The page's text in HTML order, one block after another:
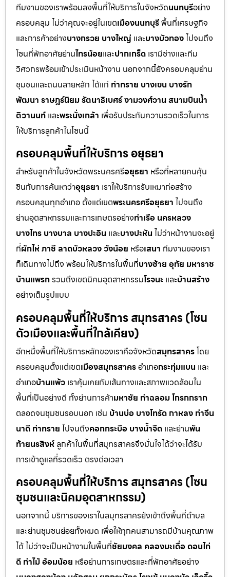
ทีมงานของเราพร้อมลงพื้นที่ให้บริการในจังหวัดนนทบุรีอย่าง
ครอบคลุม ไม่ว่าคุณจะอยู่ในเขตเมืองนนทบุรีพื้นที่เศรษฐกิจ
และการค้าอย่างบางกรวย บางใหญ่ และบางบัวทองไปจนถึง
โซนที่พักอาศัยย่านไทรน้อยและปากเกร็ด เรามีช่างและทีม
วิศวกรพร้อมเข้าประเมินหน้างาน นอกจากนี้ยังครอบคลุมย่าน
ชุมชนและถนนสายหลัก ได้แก่ ท่าทราย บางเขน บางรัก
พัฒนา ราษฎร์นิยม รัตนาธิเบศร์ งามวงศ์วาน สนามบินน้ำ
ติวานนท์ และพระนั่งเกล้า เพื่อรับประกันความรวดเร็วในการ
ให้บริการลูกค้าในโซนนี้
ครอบคลุมพื้นที่ให้บริการ อยุธยา
สำหรับลูกค้าในจังหวัดพระนครศรีอยุธยา หรือที่หลายคนคุ้น
ชินกับการค้นหาว่าอุยุธยา เราให้บริการรับเหมาก่อสร้าง
ครอบคลุมทุกอำเภอ ตั้งแต่เขตพระนครศรีอยุธยา ไปจนถึง
ย่านอุตสาหกรรมและการเกษตรอย่างท่าเรือ นครหลวง
บางไทร บางบาล บางปะอิน และบางปะหัน ไม่ว่าหน้างานจะอยู่
ที่ผักไห่ ภาชี ลาดบัวหลวง วังน้อย หรือเสนา ทีมงานของเรา
ก็เดินทางไปถึง พร้อมให้บริการในพื้นที่บางซ้าย อุทัย มหาราช
บ้านแพรกรวมถึงเขตนิคมอุตสาหกรรมโรจนะ และบ้านสร้าง
อย่างเต็มรูปแบบ
ครอบคลุมพื้นที่ให้บริการ สมุทรสาคร (โซน
ตัวเมืองและพื้นที่ใกล้เคียง)
อีกหนึ่งพื้นที่ให้บริการหลักของเราคือจังหวัดสมุทรสาครโดย
ครอบคลุมตั้งแต่เขตเมืองสมุทรสาครอำเภอกระทุ่มแบน และ
อำเภอบ้านแพ้ว เราคุ้นเคยกับเส้นทางและสภาพแวดล้อมใน
พื้นที่เป็นอย่างดี ทั้งย่านการค้ามหาชัย ท่าฉลอม โกรกกราก
ตลอดจนชุมชนรอบนอก เช่น บ้านบ่อ บางโทรัด กาหลง ท่าจีน
นาดี ท่าทราย ไปจนถึงคอกกระบือ บางน้ำจืด และย่านพัน
ท้ายนรสิงห์ ลูกค้าในพื้นที่สมุทรสาครจึงมั่นใจได้ว่าจะได้รับ
การเข้าดูแลที่รวดเร็ว ตรงต่อเวลา
ครอบคลุมพื้นที่ให้บริการ สมุทรสาคร (โซน
ชุมชนและนิคมอุตสาหกรรม)
นอกจากนี้ บริการของเราในสมุทรสาครยังเข้าถึงพื้นที่ตำบล
และย่านชุมชนย่อยทั้งหมด เพื่อให้ทุกคนสามารถมีบ้านคุณภาพ
ได้ ไม่ว่าจะเป็นหน้างานในพื้นที่ชัยมงคล คลองมะเดื่อ ดอนไก่
ดี ท่าไม้ อ้อมน้อย หรือย่านการเกษตรและที่พักอาศัยอย่าง